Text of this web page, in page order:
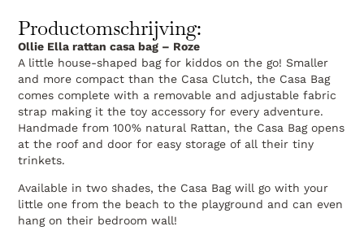
Productomschrijving:
Ollie Ella rattan casa bag – Roze
A little house-shaped bag for kiddos on the go! Smaller
and more compact than the Casa Clutch, the Casa Bag
comes complete with a removable and adjustable fabric
strap making it the toy accessory for every adventure.
Handmade from 100% natural Rattan, the Casa Bag opens
at the roof and door for easy storage of all their tiny
trinkets.
Available in two shades, the Casa Bag will go with your
little one from the beach to the playground and can even
hang on their bedroom wall!